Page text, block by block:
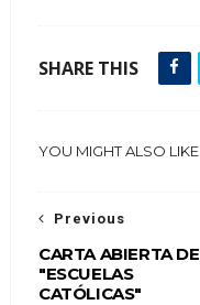
SHARE THIS
YOU MIGHT ALSO LIKE
Previous
CARTA ABIERTA DE
"ESCUELAS
CATÓLICAS"